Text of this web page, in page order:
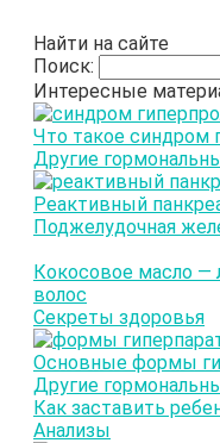
Найти на сайте
Поиск:
Интересные
Что такое синдром
Другие
Реактивный
Поджелудочная
Кокосовое масло —
волос
Секреты здоровья
Основные формы
Другие
Как заставить
Анализы